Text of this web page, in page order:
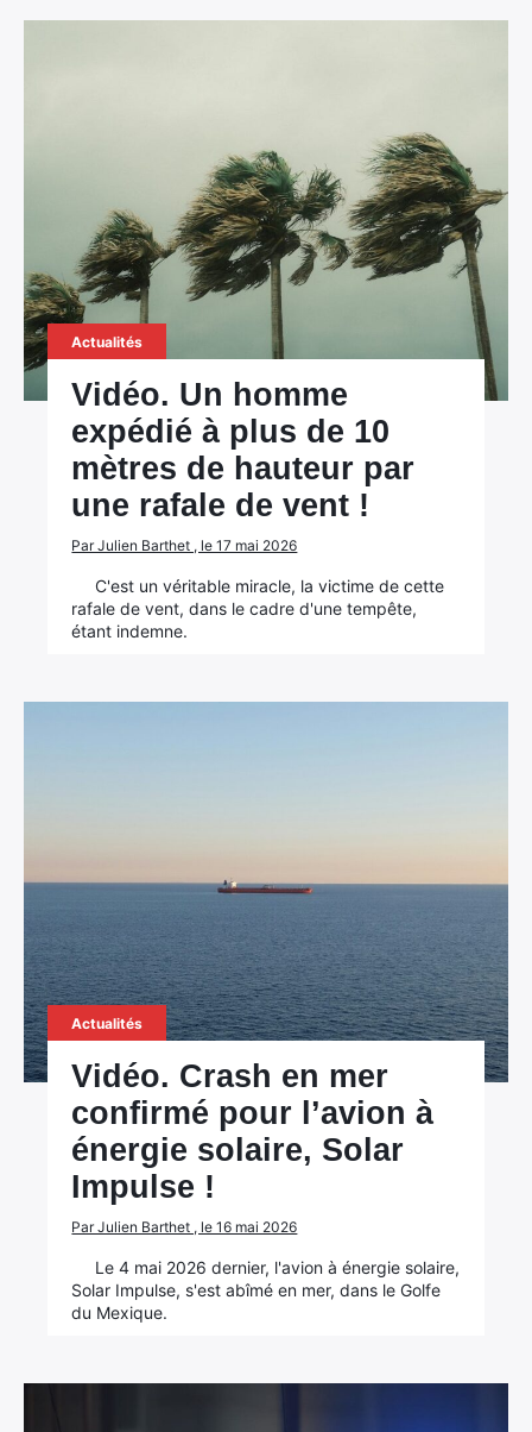
Actualités
Vidéo. Un homme
expédié à plus de 10
mètres de hauteur par
une rafale de vent !
Par Julien Barthet , le 17 mai 2026
C'est un véritable miracle, la victime de cette
rafale de vent, dans le cadre d'une tempête,
étant indemne.
Actualités
Vidéo. Crash en mer
confirmé pour l’avion à
énergie solaire, Solar
Impulse !
Par Julien Barthet , le 16 mai 2026
Le 4 mai 2026 dernier, l'avion à énergie solaire,
Solar Impulse, s'est abîmé en mer, dans le Golfe
du Mexique.